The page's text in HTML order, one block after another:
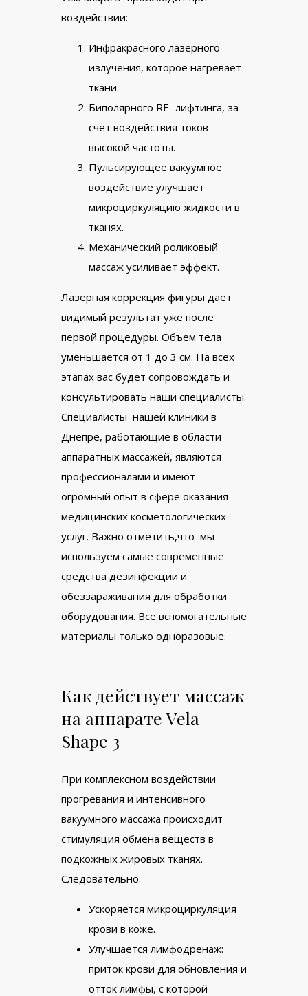
воздействии:
Инфракрасного лазерного
излучения, которое нагревает
ткани.
Биполярного RF- лифтинга, за
счет воздействия токов
высокой частоты.
Пульсирующее вакуумное
воздействие улучшает
микроциркуляцию жидкости в
тканях.
Механический роликовый
массаж усиливает эффект.
Лазерная коррекция фигуры дает
видимый результат уже после
первой процедуры. Объем тела
уменьшается от 1 до 3 см. На всех
этапах вас будет сопровождать и
консультировать наши специалисты.
Специалисты нашей клиники в
Днепре, работающие в области
аппаратных массажей, являются
профессионалами и имеют
огромный опыт в сфере оказания
медицинских косметологических
услуг. Важно отметить,что мы
используем самые современные
средства дезинфекции и
обеззараживания для обработки
оборудования. Все вспомогательные
материалы только одноразовые.
Как действует массаж
на аппарате Vela
Shape 3
При комплексном воздействии
прогревания и интенсивного
вакуумного массажа происходит
стимуляция обмена веществ в
подкожных жировых тканях.
Следовательно:
Ускоряется микроциркуляция
крови в коже.
Улучшается лимфодренаж:
приток крови для обновления и
отток лимфы, с которой